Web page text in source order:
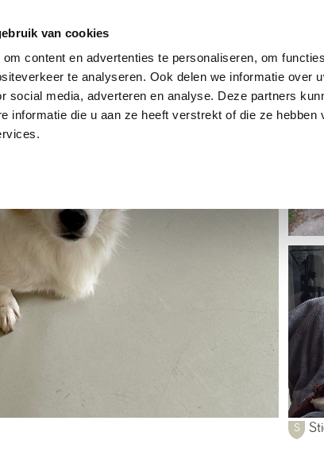
van cookies
content en advertenties te personaliseren, om
te analyseren. Ook delen we informatie over
social media, adverteren en analyse. Deze partners
informatie die u aan ze heeft verstrekt of die ze hebben
Hoe werkt het?